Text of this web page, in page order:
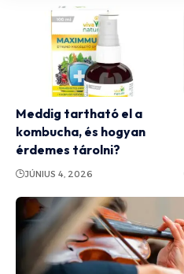
Meddig tartható el a
kombucha, és hogyan
érdemes tárolni?
JÚNIUS 4, 2026